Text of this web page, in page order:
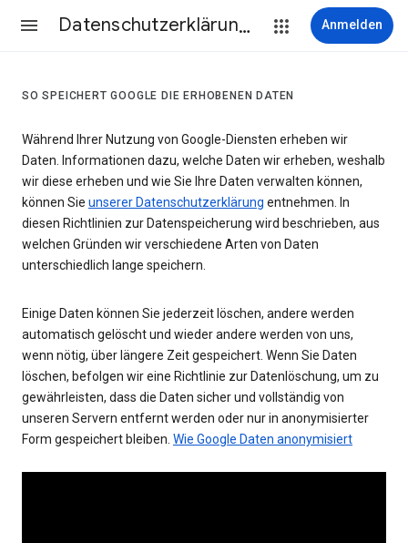
Datenschutzerklärung & Nutzungsbedingungen Anmelden
SO SPEICHERT GOOGLE DIE ERHOBENEN DATEN
Während Ihrer Nutzung von Google-Diensten erheben wir
Daten. Informationen dazu, welche Daten wir erheben, weshalb
wir diese erheben und wie Sie Ihre Daten verwalten können,
können Sie unserer Datenschutzerklärung entnehmen. In
diesen Richtlinien zur Datenspeicherung wird beschrieben, aus
welchen Gründen wir verschiedene Arten von Daten
unterschiedlich lange speichern.
Einige Daten können Sie jederzeit löschen, andere werden
automatisch gelöscht und wieder andere werden von uns,
wenn nötig, über längere Zeit gespeichert. Wenn Sie Daten
löschen, befolgen wir eine Richtlinie zur Datenlöschung, um zu
gewährleisten, dass die Daten sicher und vollständig von
unseren Servern entfernt werden oder nur in anonymisierter
Form gespeichert bleiben. Wie Google Daten anonymisiert